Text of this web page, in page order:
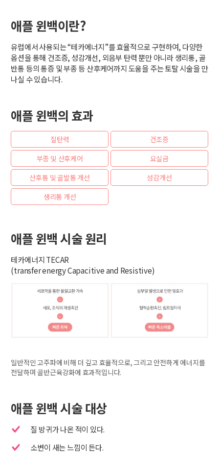
애플 윈백이란?
유럽에서 사용되는 “테카에너지”를 효율적으로 구현하여, 다양한
옵션을 통해 건조증, 성감개선, 외음부 탄력 뿐만 아니라 생리통, 골
반통 등의 통증 및 부종 등 산후케어까지 도움을 주는 토탈 시술을 만
나실 수 있습니다.
애플 윈백의 효과
질탄력
건조증
부종 및 산후케어
요실금
산후통 및 골발통 개선
성감개선
생리통 개선
애플 윈백 시술 원리
테카에너지 TECAR
(transfer energy Capacitive and Resistive)
일반적인 고주파에 비해 더 깊고 효율적으로, 그리고 안전하게 에너지를
전달하며 골반근육강화에 효과적입니다.
애플 윈백 시술 대상
질 방귀가 나온 적이 있다.
소변이 새는 느낌이 든다.